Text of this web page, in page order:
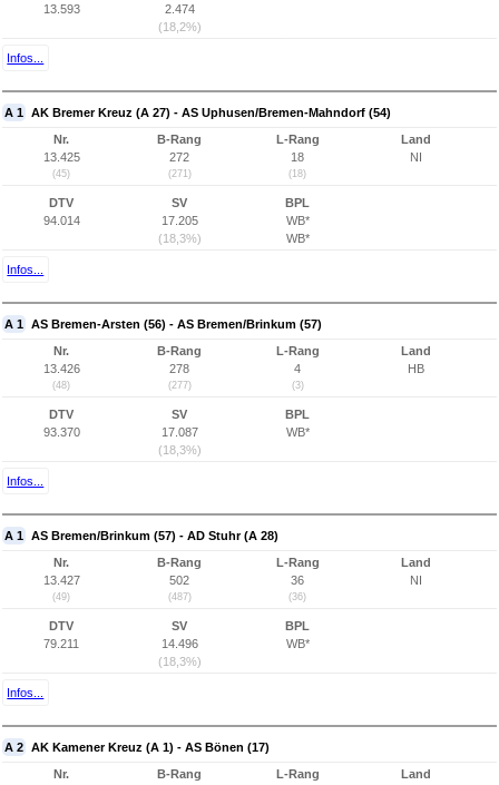
13.593
2.474
(18,2%)
Infos...
A 1 AK Bremer Kreuz (A 27) - AS Uphusen/Bremen-Mahndorf (54)
Nr.
13.425
(45)
B-Rang
272
(271)
L-Rang
18
(18)
Land
NI
DTV
94.014
SV
17.205
(18,3%)
BPL
WB*
WB*
Infos...
A 1 AS Bremen-Arsten (56) - AS Bremen/Brinkum (57)
Nr.
13.426
(48)
B-Rang
278
(277)
L-Rang
4
(3)
Land
HB
DTV
93.370
SV
17.087
(18,3%)
BPL
WB*
Infos...
A 1 AS Bremen/Brinkum (57) - AD Stuhr (A 28)
Nr.
13.427
(49)
B-Rang
502
(487)
L-Rang
36
(36)
Land
NI
DTV
79.211
SV
14.496
(18,3%)
BPL
WB*
Infos...
A 2 AK Kamener Kreuz (A 1) - AS Bönen (17)
Nr. B-Rang L-Rang Land